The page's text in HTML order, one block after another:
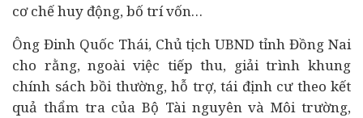
cơ chế huy động, bố trí vốn…
Ông Đinh Quốc Thái, Chủ tịch UBND tỉnh Đồng Nai
cho rằng, ngoài việc tiếp thu, giải trình khung
chính sách bồi thường, hỗ trợ, tái định cư theo kết
quả thẩm tra của Bộ Tài nguyên và Môi trường,